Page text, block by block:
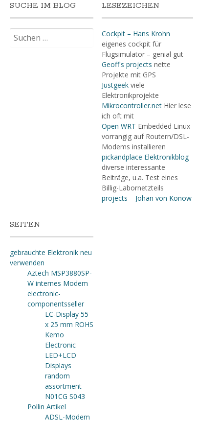
SUCHE IM BLOG
nach:
LESEZEICHEN
Cockpit – Hans Krohn
eigenes cockpit für
Flugsimulator – genial gut
Geoff's projects nette
Projekte mit GPS
Justgeekviele
Elektronikprojekte
Mikrocontroller.netHier lese
ich oft mit
Open WRT Embedded Linux
vorrangig auf Routern/DSL-
Modems installieren
pickandplace Elektronikblog
diverse interessante
Beiträge, u.a. Test eines
Billig-Labornetzteils
projects – Johan von Konow
SEITEN
gebrauchte Elektronik neu
verwenden
Aztech MSP3880SP-
W internes Modem
electronic-
componentsseller
LC-Display 55
x 25 mm ROHS
Kemo
Electronic
LED+LCD
Displays
random
assortment
N01CG S043
Pollin Artikel
ADSL-Modem